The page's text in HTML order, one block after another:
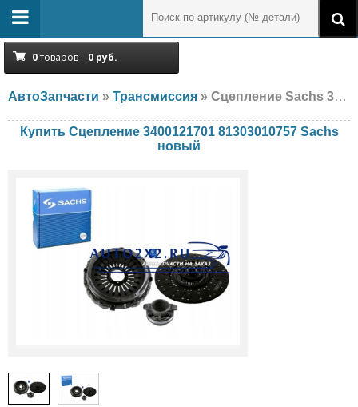
0товаров – 0 руб.
АвтоЗапчасти » Трансмиссия » Сцепление Sachs 3400121701 81303010757 MAN, Mercedes, новый
Купить Сцепление 3400121701 81303010757 Sachs
новый